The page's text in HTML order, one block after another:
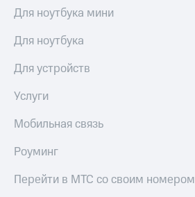
Для ноутбука мини
Для ноутбука
Для устройств
Услуги
Мобильная связь
Роуминг
Перейти в МТС со своим номером